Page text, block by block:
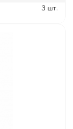
3 шт.